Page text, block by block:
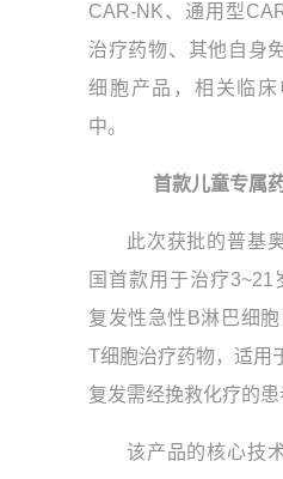
CAR-NK、通用型
治疗药物、其他自身
细胞产品，相关临
中。​
首款儿童专属
此次获批的普基
国首款用于治疗
复发性急性B淋巴细
T细胞治疗药物，适用
复发需经挽救化疗的患
该产品的核心技